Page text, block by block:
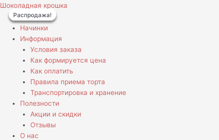
Перейти
содержимому
Шоколадная крошка
Начинки
Информация
Условия заказа
Как формируется цена
Как оплатить
Правила приема торта
Транспортировка и хранение
Полезности
Акции и скидки
Отзывы
О нас
Количество
товара
Торт
Филяй
Семёном
Распродажа!
Распродажа!
Первоначальная
Распродажа!
Распродажа!
Первоначальная